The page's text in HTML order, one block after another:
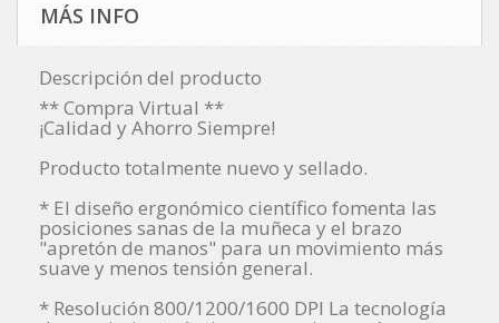
MÁS INFO
Descripción del producto
** Compra Virtual **
¡Calidad y Ahorro Siempre!
Producto totalmente nuevo y sellado.
* El diseño ergonómico científico fomenta las
posiciones sanas de la muñeca y el brazo
"apretón de manos" para un movimiento más
suave y menos tensión general.
* Resolución 800/1200/1600 DPI La tecnología